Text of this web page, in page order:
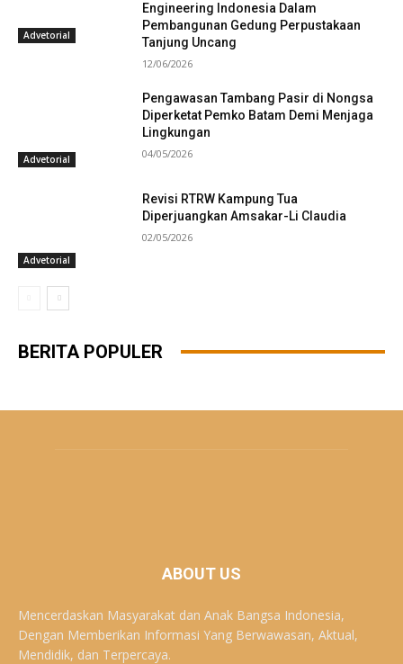
Advetorial
Engineering Indonesia Dalam
Pembangunan Gedung Perpustakaan
Tanjung Uncang
12/06/2026
Advetorial
Pengawasan Tambang Pasir di Nongsa
Diperketat Pemko Batam Demi Menjaga
Lingkungan
04/05/2026
Advetorial
Revisi RTRW Kampung Tua
Diperjuangkan Amsakar-Li Claudia
02/05/2026
BERITA POPULER
ABOUT US
Mencerdaskan Masyarakat dan Anak Bangsa Indonesia,
Dengan Memberikan Informasi Yang Berwawasan, Aktual,
Mendidik, dan Terpercaya.